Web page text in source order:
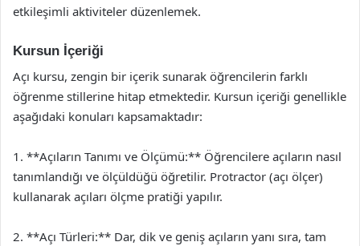
etkileşimli aktiviteler düzenlemek.
Kursun İçeriği
Açı kursu, zengin bir içerik sunarak öğrencilerin farklı
öğrenme stillerine hitap etmektedir. Kursun içeriği genellikle
aşağıdaki konuları kapsamaktadır:
1. **Açıların Tanımı ve Ölçümü:** Öğrencilere açıların nasıl
tanımlandığı ve ölçüldüğü öğretilir. Protractor (açı ölçer)
kullanarak açıları ölçme pratiği yapılır.
2. **Açı Türleri:** Dar, dik ve geniş açıların yanı sıra, tam